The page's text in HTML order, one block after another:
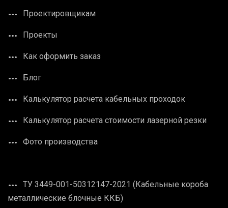
Проектировщикам
Проекты
Как оформить заказ
Блог
Калькулятор расчета кабельных проходок
Калькулятор расчета стоимости лазерной резки
Фото производства
ТУ 3449-001-50312147-2021 (Кабельные короба
металлические блочные ККБ)